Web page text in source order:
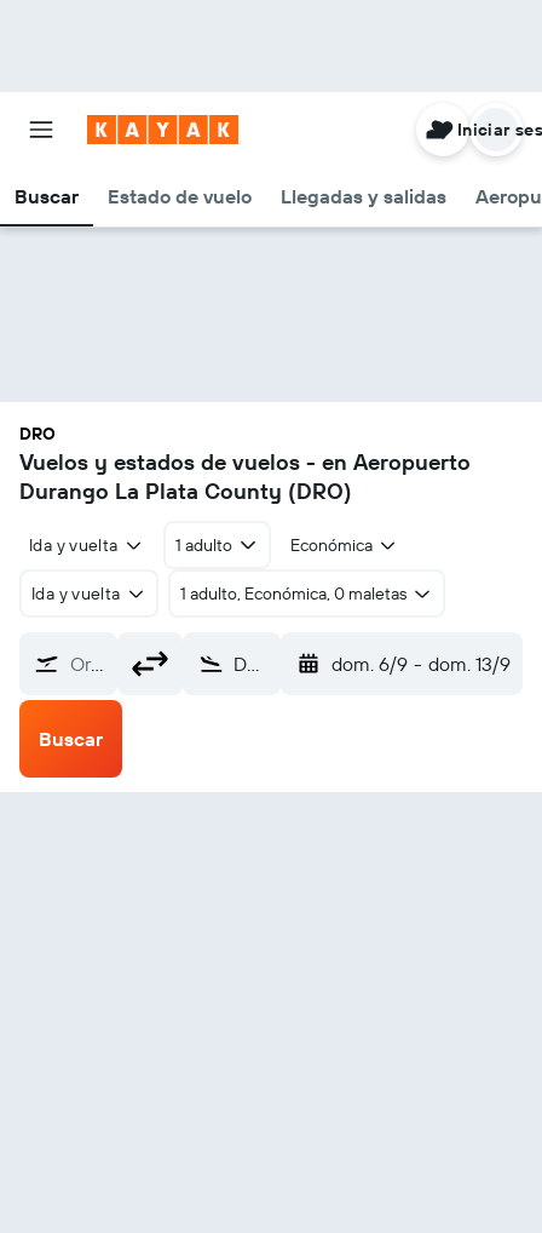
Buscar Estado de vuelo Llegadas y salidas
Iniciar
DRO
Vuelos y estados de vuelos - en Aeropuerto
Durango La Plata County (DRO)
Ida y vuelta 1 adulto Económica
Ida y vuelta 1 adulto, Económica, 0 maletas
Origen Durango La Plata County (DRO) dom. 6/9 - dom. 13/9
Buscar